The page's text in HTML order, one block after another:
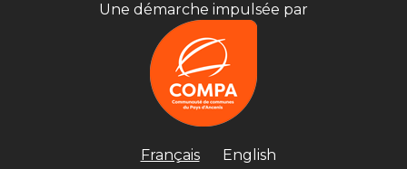
Une démarche impulsée par
Français English